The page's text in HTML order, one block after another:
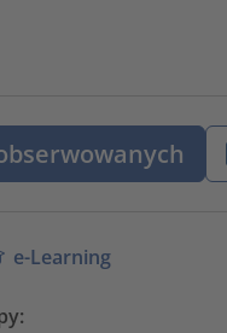
e-Learning